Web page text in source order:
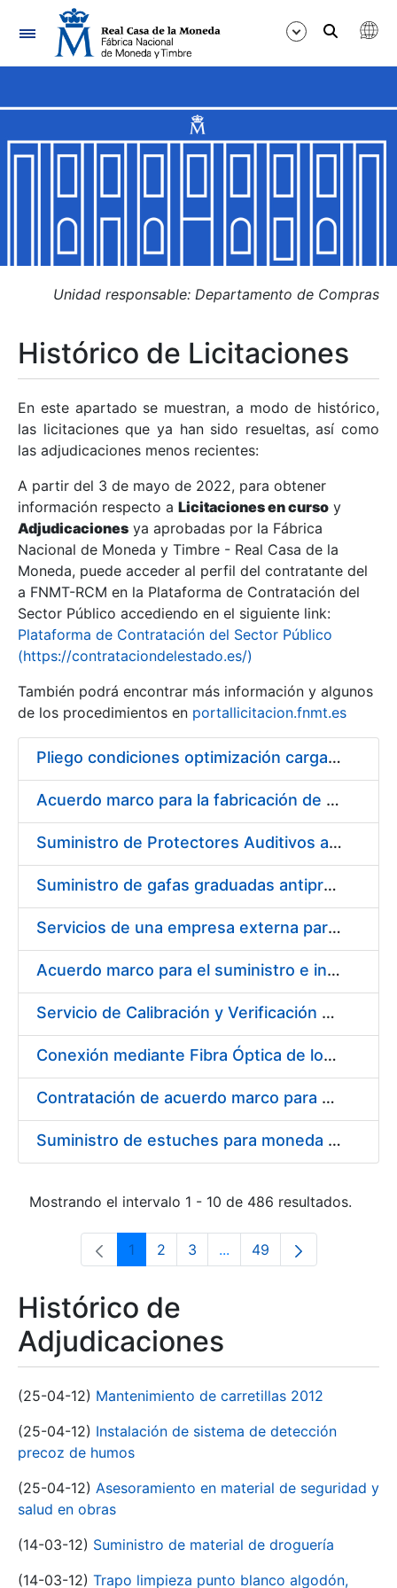
Navegación
Mostrar/Ocultar
Mostrar/Ocultar
Mostrar/Ocultar
Mostrar/Ocultar
Mostrar/Ocultar
Mostrar/Ocultar
Unidad responsable: Departamento de Compras
Histórico de Licitaciones
En este apartado se muestran, a modo de histórico,
las licitaciones que ya han sido resueltas, así como
las adjudicaciones menos recientes:
A partir del 3 de mayo de 2022, para obtener
información respecto a Licitaciones en curso y
Adjudicaciones ya aprobadas por la Fábrica
Nacional de Moneda y Timbre - Real Casa de la
Moneda, puede acceder al perfil del contratante del
a FNMT-RCM en la Plataforma de Contratación del
Sector Público accediendo en el siguiente link:
Plataforma de Contratación del Sector Público
(https://contrataciondelestado.es/)
También podrá encontrar más información y algunos
de los procedimientos en portallicitacion.fnmt.es
Pliego condiciones optimización cargas compras firmado
Acuerdo marco para la fabricación de piezas
Suministro de Protectores Auditivos a medida para las personas trabajadoras de los Centros de Trabajo de Madrid y Burgos
Suministro de gafas graduadas antiproyecciones para los trabajadores de la FNMT-RCM en los centros de trabajo de Madrid y Burgos
Servicios de una empresa externa para el asesoramiento y resolución de los recursos de alzada que se presentan relacionados con procesos de selección para la FNMT-RCM
Acuerdo marco para el suministro e instalación de persianas, estores y otros complementos
Servicio de Calibración y Verificación Externa de los Equipos de Medición del Servicio de Prevención de la FNMT-RCM
Conexión mediante Fibra Óptica de los Centros de Proceso de Datos (CPDs) de las sedes de la FNMT-RCM de Burgos y Madrid
Contratación de acuerdo marco para el Suministro de Material de Electricidad para la Fábrica Nacional de Moneda y Timbre-Real Casa de la Moneda en su centro de trabajo de Burgos
Suministro de estuches para moneda de 30 €
Mostrando el intervalo 1 - 10 de 486 resultados.
Página
1 Página
2 Página
3 ...Páginas intermedias Use
Página
49
Histórico de
Adjudicaciones
(25-04-12) Mantenimiento de carretillas 2012
(25-04-12) Instalación de sistema de detección
precoz de humos
(25-04-12) Asesoramiento en material de seguridad y
salud en obras
(14-03-12) Suministro de material de droguería
(14-03-12) Trapo limpieza punto blanco algodón,